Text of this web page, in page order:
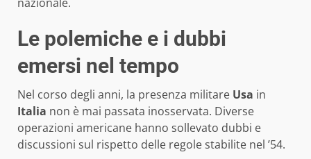
Le polemiche e i dubbi
emersi nel tempo
Nel corso degli anni, la presenza militare Usa in
Italia non è mai passata inosservata. Diverse
operazioni americane hanno sollevato dubbi e
discussioni sul rispetto delle regole stabilite nel ’54.